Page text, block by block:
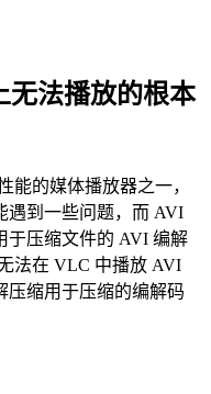
无法播放的根本
能的媒体播放器之一，
遇到一些问题，而 AVI
于压缩文件的 AVI 编解
法在 VLC 中播放 AVI
压缩用于压缩的编解码